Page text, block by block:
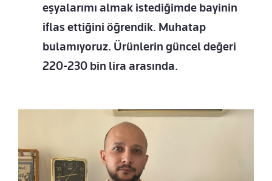
eşyalarımı almak istediğimde bayinin
iflas ettiğini öğrendik. Muhatap
bulamıyoruz. Ürünlerin güncel değeri
220-230 bin lira arasında.